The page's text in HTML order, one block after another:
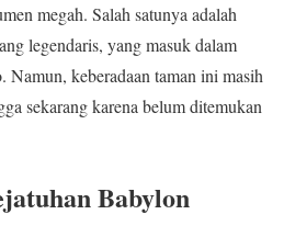
megah. Salah satunya adalah
legendaris, yang masuk dalam
Namun, keberadaan taman ini masih
sekarang karena belum ditemukan
Babylon